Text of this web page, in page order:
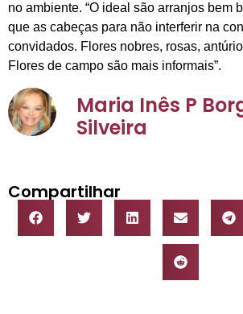
no ambiente. “O ideal são arranjos bem
que as cabeças para não interferir na
convidados. Flores nobres, rosas,
Flores de campo são mais informais”.
Maria Inês P
Silveira
Compartilhar